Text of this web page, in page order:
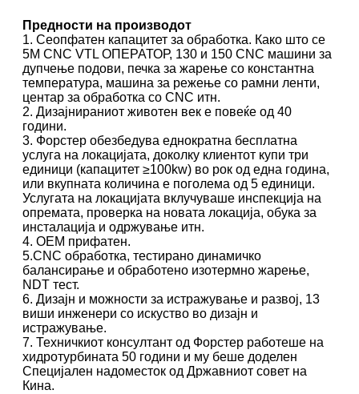
Предности на производот
1. Сеопфатен капацитет за обработка. Како што се
5M CNC VTL ОПЕРАТОР, 130 и 150 CNC машини за
дупчење подови, печка за жарење со константна
температура, машина за режење со рамни ленти,
центар за обработка со CNC итн.
2. Дизајнираниот животен век е повеќе од 40
години.
3. Форстер обезбедува еднократна бесплатна
услуга на локацијата, доколку клиентот купи три
единици (капацитет ≥100kw) во рок од една година,
или вкупната количина е поголема од 5 единици.
Услугата на локацијата вклучуваше инспекција на
опремата, проверка на новата локација, обука за
инсталација и одржување итн.
4. OEM прифатен.
5.CNC обработка, тестирано динамичко
балансирање и обработено изотермно жарење,
NDT тест.
6. Дизајн и можности за истражување и развој, 13
виши инженери со искуство во дизајн и
истражување.
7. Техничкиот консултант од Форстер работеше на
хидротурбината 50 години и му беше доделен
Специјален надоместок од Државниот совет на
Кина.